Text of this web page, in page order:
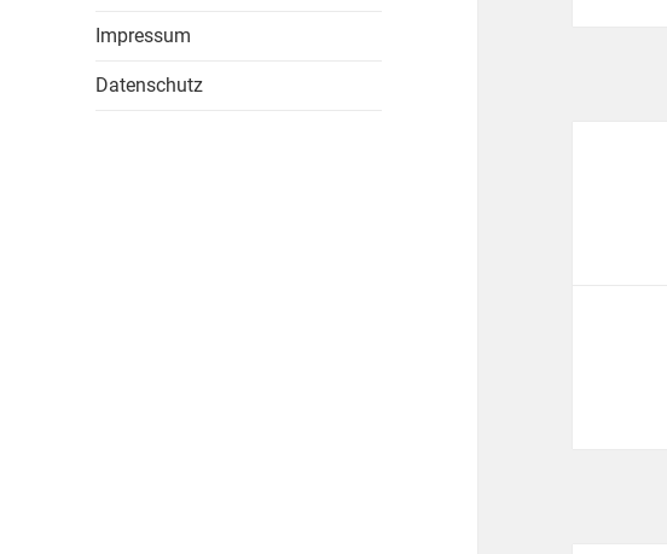
Impressum
Datenschutz